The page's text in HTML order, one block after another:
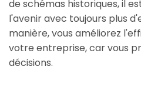
de schémas historiques, il
l'avenir avec toujours plus
manière, vous améliorez
votre entreprise, car vous
décisions.